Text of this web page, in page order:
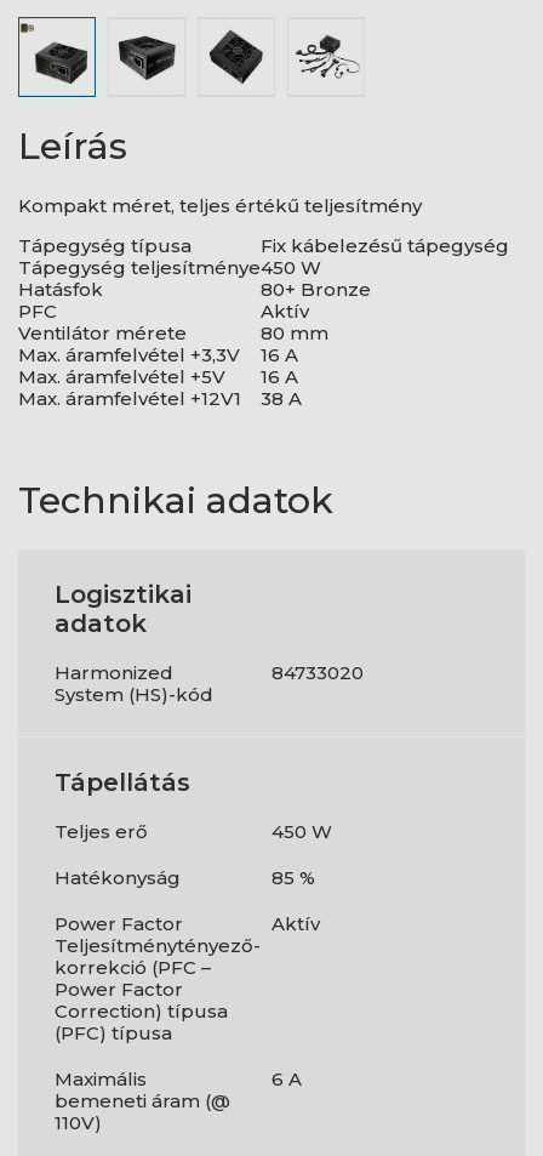
Leírás
Kompakt méret, teljes értékű teljesítmény
Tápegység típusa
Fix kábelezésű tápegység
Tápegység teljesítménye450 W
Hatásfok
80+ Bronze
PFC
Aktív
Ventilátor mérete
80 mm
Max. áramfelvétel +3,3V
16 A
Max. áramfelvétel +5V
16 A
Max. áramfelvétel +12V1
38 A
Technikai adatok
Logisztikai
adatok
Harmonized
System (HS)-kód
84733020
Tápellátás
Teljes erő
450 W
Hatékonyság
85 %
Power Factor
Teljesítménytényező-
korrekció (PFC –
Power Factor
Correction) típusa
(PFC) típusa
Aktív
Maximális
bemeneti áram (@
110V)
6 A